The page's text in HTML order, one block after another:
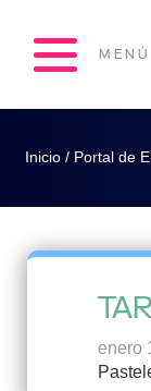
MENÚ
Inicio / Portal de
enero